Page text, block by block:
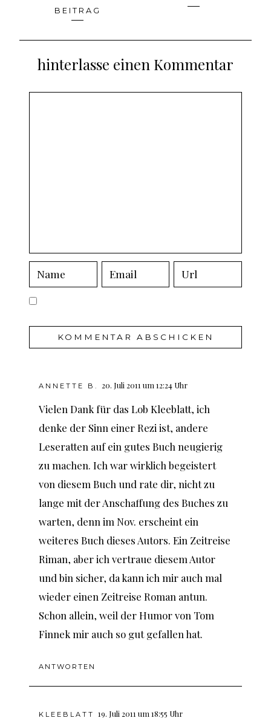
Beitragsnavigation
BEITRAG
hinterlasse einen Kommentar
ANNETTE B. 20. Juli 2011 um 12:24 Uhr
Vielen Dank für das Lob Kleeblatt, ich
denke der Sinn einer Rezi ist, andere
Leseratten auf ein gutes Buch neugierig
zu machen. Ich war wirklich begeistert
von diesem Buch und rate dir, nicht zu
lange mit der Anschaffung des Buches zu
warten, denn im Nov. erscheint ein
weiteres Buch dieses Autors. Ein Zeitreise
Riman, aber ich vertraue diesem Autor
und bin sicher, da kann ich mir auch mal
wieder einen Zeitreise Roman antun.
Schon allein, weil der Humor von Tom
Finnek mir auch so gut gefallen hat.
ANTWORTEN
KLEEBLATT 19. Juli 2011 um 18:55 Uhr